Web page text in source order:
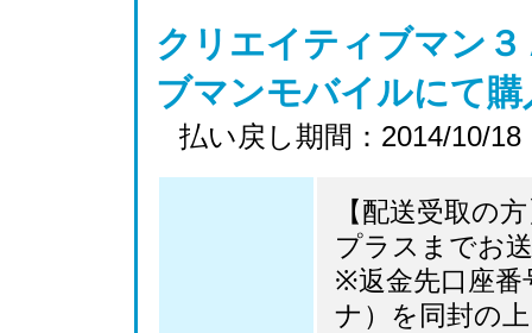
クリエイティブマン
ブマンモバイルにて
払い戻し期間：2014/10/
【配送受取の
プラスまでお
※返金先口座番
ナ）を同封の